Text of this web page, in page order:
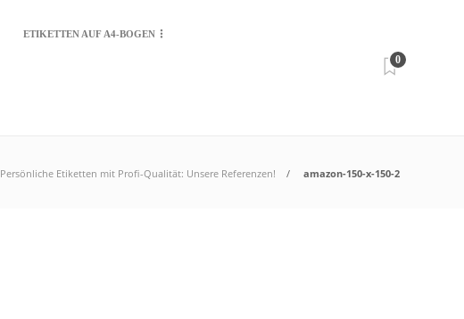
ETIKETTEN AUF A4-BOGEN
0
Persönliche Etiketten mit Profi-Qualität: Unsere Referenzen! amazon-150-x-150-2